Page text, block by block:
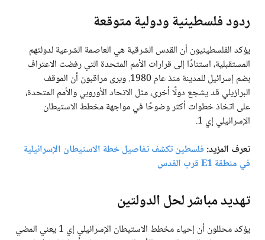
ردود فلسطينية ودولية متوقعة
يؤكد الفلسطينيون أن القدس الشرقية هي العاصمة الشرعية لدولتهم
المستقبلية، استنادًا إلى قرارات الأمم المتحدة التي رفضت الاعتراف
بضم إسرائيل للمدينة منذ عام 1980. ويرى مراقبون أن الموقف
البرازيلي قد يشجع دولًا أخرى، مثل الاتحاد الأوروبي والأمم المتحدة،
على اتخاذ خطوات أكثر وضوحًا في مواجهة مخطط الاستيطان
الإسرائيلي إي 1.
تعرف المزيد: فلسطين تكشف تفاصيل خطة الاستيطان الإسرائيلية
في منطقة E1 قرب القدس
تهديد مباشر لحل الدولتين
يؤكد محللون أن إحياء مخطط الاستيطان الإسرائيلي إي 1 يعني المضي